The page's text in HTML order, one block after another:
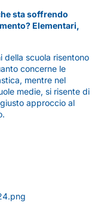
sta soffrendo
Elementari,
della scuola risentono
concerne le
mentre nel
medie, si risente di
approccio al